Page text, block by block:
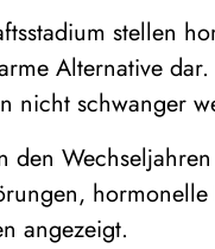
stellen
Alternative
nicht schwanger
den
angezeigt.